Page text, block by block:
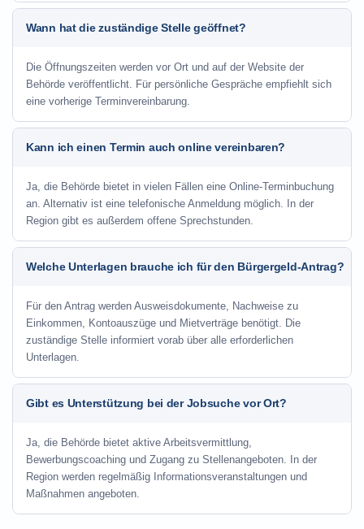
Wann hat die zuständige Stelle geöffnet?
Die Öffnungszeiten werden vor Ort und auf der Website der
Behörde veröffentlicht. Für persönliche Gespräche empfiehlt sich
eine vorherige Terminvereinbarung.
Kann ich einen Termin auch online vereinbaren?
Ja, die Behörde bietet in vielen Fällen eine Online-Terminbuchung
an. Alternativ ist eine telefonische Anmeldung möglich. In der
Region gibt es außerdem offene Sprechstunden.
Welche Unterlagen brauche ich für den Bürgergeld-Antrag?
Für den Antrag werden Ausweisdokumente, Nachweise zu
Einkommen, Kontoauszüge und Mietverträge benötigt. Die
zuständige Stelle informiert vorab über alle erforderlichen
Unterlagen.
Gibt es Unterstützung bei der Jobsuche vor Ort?
Ja, die Behörde bietet aktive Arbeitsvermittlung,
Bewerbungscoaching und Zugang zu Stellenangeboten. In der
Region werden regelmäßig Informationsveranstaltungen und
Maßnahmen angeboten.